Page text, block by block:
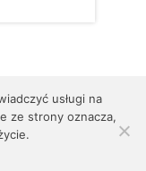
prawa zastrzeżone.
usługi na
ze strony oznacza,